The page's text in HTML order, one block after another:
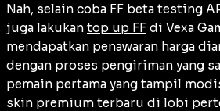
Nah, selain coba FF beta testing
juga lakukan top up FF di Vexa
mendapatkan penawaran harga
dengan proses pengiriman yang
pemain pertama yang tampil
skin premium terbaru di lobi